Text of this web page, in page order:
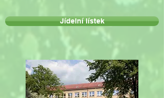
Jídelní lístek